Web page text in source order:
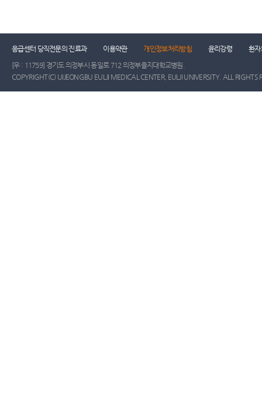
응급센터 당직전문의 진료과 이용약관 개인정보처리방침 윤리강령
환자
[우 : 11759] 경기도 의정부시 동일로 712 의정부을지대학교병원.
COPYRIGHT(C) UIJEONGBU EULJI MEDICAL CENTER, EULJI UNIVERSITY. ALL RIGHTS